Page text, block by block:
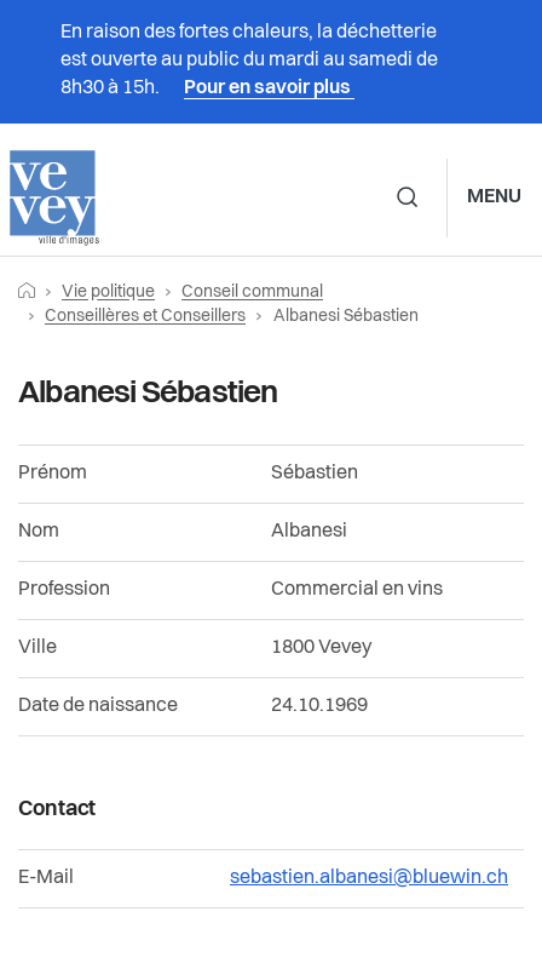
En raison des fortes chaleurs, la déchetterie
est ouverte au public du mardi au samedi de
8h30 à 15h.
Pour en savoir plus
MENU
Prestations
Vie politique
Vie politique
Municipalité
Conseil communal
Conseil communal
Conseillères et conseillers
Commissions permanentes et délégations
Décisions du dernier Conseil Communal
Partis politiques
Votations et élections
Jumelages
Actualités
Pilier public
Règlements
Fil
d'Ariane
Retourner vers la page d'accueil
Vie politique
Conseil communal
Conseillères et Conseillers
Page actuelle:
Albanesi Sébastien
Albanesi Sébastien
Prénom Sébastien
Nom Albanesi
Profession Commercial en vins
Ville 1800 Vevey
Date de naissance 24.10.1969
Contact
E-Mail sebastien.albanesi@bluewin.ch